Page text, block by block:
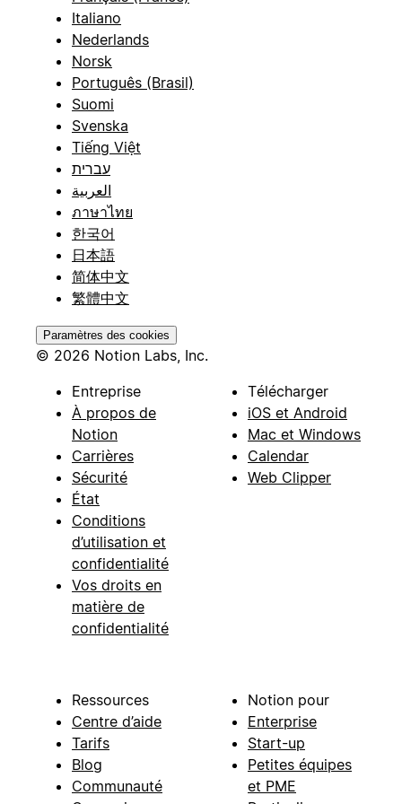
Italiano
Nederlands
Norsk
Português (Brasil)
Suomi
Svenska
Tiếng Việt
עברית
العربية
ภาษาไทย
한국어
日本語
简体中文
繁體中文
Paramètres des cookies
© 2026 Notion Labs, Inc.
Entreprise
À propos de
Notion
Carrières
Sécurité
État
Conditions
d’utilisation et
confidentialité
Vos droits en
matière de
confidentialité
Télécharger
iOS et Android
Mac et Windows
Calendar
Web Clipper
Ressources
Centre d’aide
Tarifs
Blog
Communauté
Notion pour
Enterprise
Start-up
Petites équipes
et PME